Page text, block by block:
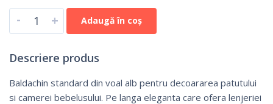
- + Adaugă în coș
Descriere produs
Baldachin standard din voal alb pentru decoararea patutului
si camerei bebelusului. Pe langa eleganta care ofera lenjeriei